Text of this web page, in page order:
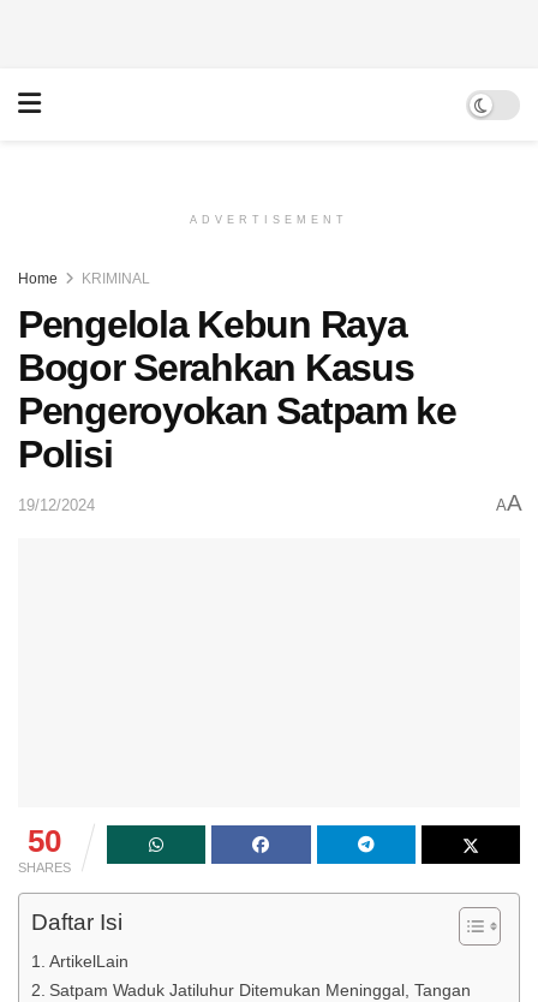
ADVERTISEMENT
Home KRIMINAL
Pengelola Kebun Raya
Bogor Serahkan Kasus
Pengeroyokan Satpam ke
Polisi
19/12/2024 AA
50
SHARES
Daftar Isi
ArtikelLain
Satpam Waduk Jatiluhur Ditemukan Meninggal, Tangan